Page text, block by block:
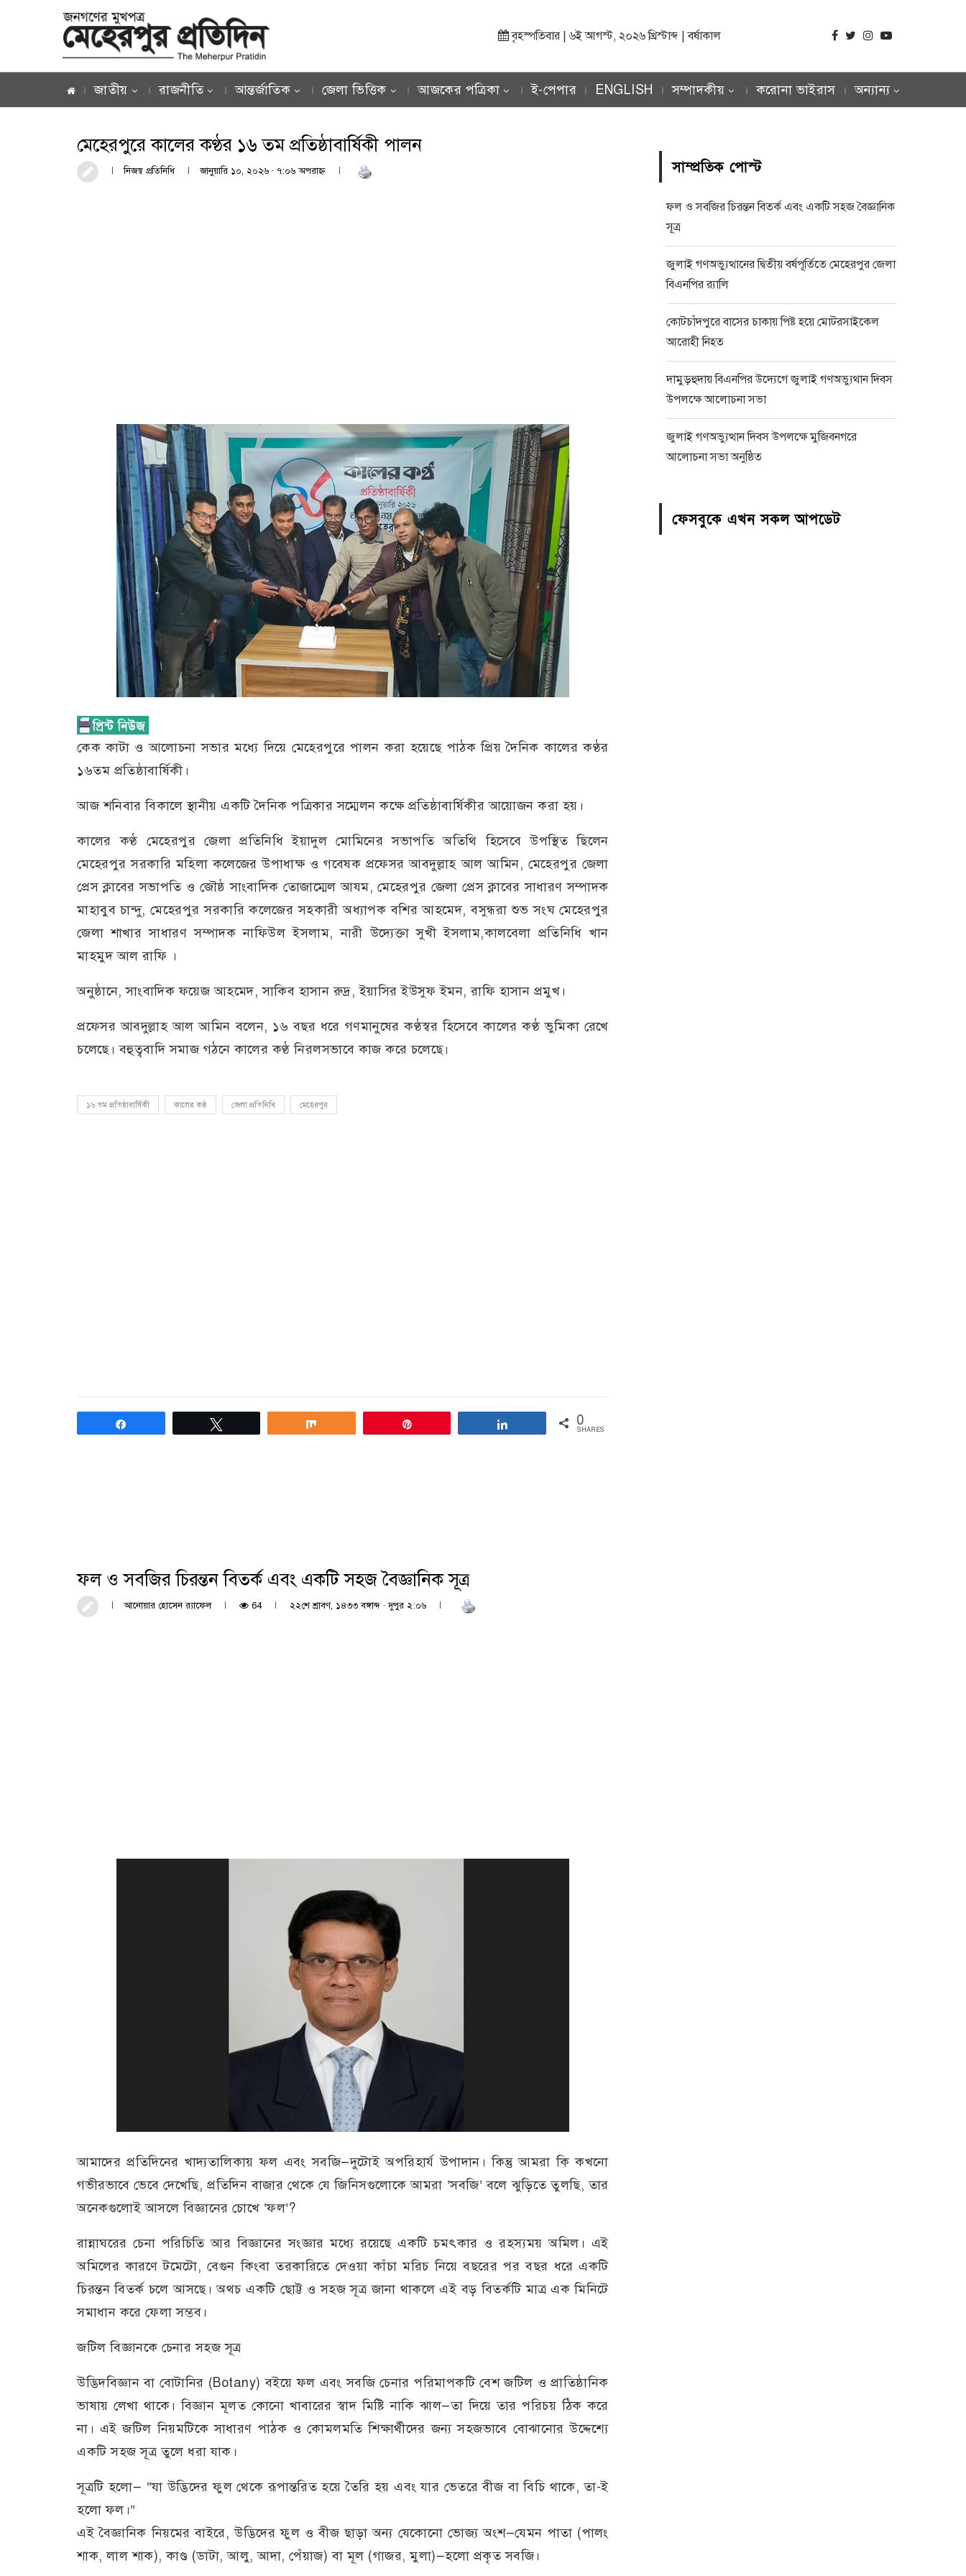
বৃহস্পতিবার | ৬ই আগস্ট, ২০২৬ খ্রিস্টাব্দ | বর্ষাকাল
জাতীয় রাজনীতি আন্তর্জাতিক জেলা ভিত্তিক আজকের পত্রিকা ই-পেপার ENGLISH সম্পাদকীয় করোনা ভাইরাস অন্যান্য
মেহেরপুরে কালের কণ্ঠর ১৬ তম প্রতিষ্ঠাবার্ষিকী পালন
নিজস্ব প্রতিনিধি জানুয়ারি ১০, ২০২৬ · ৭:০৬ অপরাহ্ণ
কেক কাটা ও আলোচনা সভার মধ্যে দিয়ে মেহেরপুরে পালন করা হয়েছে পাঠক প্রিয় দৈনিক কালের কণ্ঠর
১৬তম প্রতিষ্ঠাবার্ষিকী।
আজ শনিবার বিকালে স্থানীয় একটি দৈনিক পত্রিকার সম্মেলন কক্ষে প্রতিষ্ঠাবার্ষিকীর আয়োজন করা হয়।
কালের কণ্ঠ মেহেরপুর জেলা প্রতিনিধি ইয়াদুল মোমিনের সভাপতি অতিথি হিসেবে উপস্থিত ছিলেন
মেহেরপুর সরকারি মহিলা কলেজের উপাধাক্ষ ও গবেষক প্রফেসর আবদুল্লাহ আল আমিন, মেহেরপুর জেলা
প্রেস ক্লাবের সভাপতি ও জৌষ্ঠ সাংবাদিক তোজাম্মেল আযম, মেহেরপুর জেলা প্রেস ক্লাবের সাধারণ সম্পাদক
মাহাবুব চান্দু, মেহেরপুর সরকারি কলেজের সহকারী অধ্যাপক বশির আহমেদ, বসুন্ধরা শুভ সংঘ মেহেরপুর
জেলা শাখার সাধারণ সম্পাদক নাফিউল ইসলাম, নারী উদ্যেক্তা সুখী ইসলাম,কালবেলা প্রতিনিধি খান
মাহমুদ আল রাফি ।
অনুষ্ঠানে, সাংবাদিক ফয়েজ আহমেদ, সাকিব হাসান রুদ্র, ইয়াসির ইউসুফ ইমন, রাফি হাসান প্রমুখ।
প্রফেসর আবদুল্লাহ আল আমিন বলেন, ১৬ বছর ধরে গণমানুষের কণ্ঠস্বর হিসেবে কালের কণ্ঠ ভুমিকা রেখে
চলেছে। বহুত্ববাদি সমাজ গঠনে কালের কণ্ঠ নিরলসভাবে কাজ করে চলেছে।
১৬ তম প্রতিষ্ঠাবার্ষিকী কালের কণ্ঠ জেলা প্রতিনিধি মেহেরপুর
0
SHARES
ফল ও সবজির চিরন্তন বিতর্ক এবং একটি সহজ বৈজ্ঞানিক সূত্র
আনোয়ার হোসেন র‍্যাফেল 64 ২২শে শ্রাবণ, ১৪৩৩ বঙ্গাব্দ · দুপুর ২:০৬
আমাদের প্রতিদিনের খাদ্যতালিকায় ফল এবং সবজি—দুটোই অপরিহার্য উপাদান। কিন্তু আমরা কি কখনো
গভীরভাবে ভেবে দেখেছি, প্রতিদিন বাজার থেকে যে জিনিসগুলোকে আমরা ‘সবজি’ বলে ঝুড়িতে তুলছি, তার
অনেকগুলোই আসলে বিজ্ঞানের চোখে ‘ফল’?
রান্নাঘরের চেনা পরিচিতি আর বিজ্ঞানের সংজ্ঞার মধ্যে রয়েছে একটি চমৎকার ও রহস্যময় অমিল। এই
অমিলের কারণে টমেটো, বেগুন কিংবা তরকারিতে দেওয়া কাঁচা মরিচ নিয়ে বছরের পর বছর ধরে একটি
চিরন্তন বিতর্ক চলে আসছে। অথচ একটি ছোট্ট ও সহজ সূত্র জানা থাকলে এই বড় বিতর্কটি মাত্র এক মিনিটে
সমাধান করে ফেলা সম্ভব।
জটিল বিজ্ঞানকে চেনার সহজ সূত্র
উদ্ভিদবিজ্ঞান বা বোটানির (Botany) বইয়ে ফল এবং সবজি চেনার পরিমাপকটি বেশ জটিল ও প্রাতিষ্ঠানিক
ভাষায় লেখা থাকে। বিজ্ঞান মূলত কোনো খাবারের স্বাদ মিষ্টি নাকি ঝাল—তা দিয়ে তার পরিচয় ঠিক করে
না। এই জটিল নিয়মটিকে সাধারণ পাঠক ও কোমলমতি শিক্ষার্থীদের জন্য সহজভাবে বোঝানোর উদ্দেশ্যে
একটি সহজ সূত্র তুলে ধরা যাক।
সূত্রটি হলো— “যা উদ্ভিদের ফুল থেকে রূপান্তরিত হয়ে তৈরি হয় এবং যার ভেতরে বীজ বা বিচি থাকে, তা-ই
হলো ফল।”
এই বৈজ্ঞানিক নিয়মের বাইরে, উদ্ভিদের ফুল ও বীজ ছাড়া অন্য যেকোনো ভোজ্য অংশ—যেমন পাতা (পালং
শাক, লাল শাক), কাণ্ড (ডাটা, আলু, আদা, পেঁয়াজ) বা মূল (গাজর, মুলা)—হলো প্রকৃত সবজি।
সাম্প্রতিক পোস্ট
ফল ও সবজির চিরন্তন বিতর্ক এবং একটি সহজ বৈজ্ঞানিক
সূত্র
জুলাই গণঅভ্যুত্থানের দ্বিতীয় বর্ষপূর্তিতে মেহেরপুর জেলা
বিএনপির র‍্যালি
কোটচাঁদপুরে বাসের চাকায় পিষ্ট হয়ে মোটরসাইকেল
আরোহী নিহত
দামুড়হুদায় বিএনপির উদ্যেগে জুলাই গণঅভ্যুথান দিবস
উপলক্ষে আলোচনা সভা
জুলাই গণঅভ্যুত্থান দিবস উপলক্ষে মুজিবনগরে
আলোচনা সভা অনুষ্ঠিত
ফেসবুকে এখন সকল আপডেট